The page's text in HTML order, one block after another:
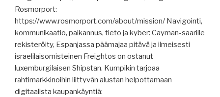
enää
passiin
Schengenissä,
Pohjanmeren
energiasaari,
Panaman
kanava
Rosmorport:
https://www.rosmorport.com/about/mission/ Navigointi,
kommunikaatio, paikannus, tieto ja kyber: Cayman-saarille
rekisteröity, Espanjassa päämajaa pitävä ja ilmeisesti
israelilaisomisteinen Freightos on ostanut
luxemburgilaisen Shipstan. Kumpikin tarjoaa
rahtimarkkinoihin liittyvän alustan helpottamaan
digitaalista kaupankäyntiä: